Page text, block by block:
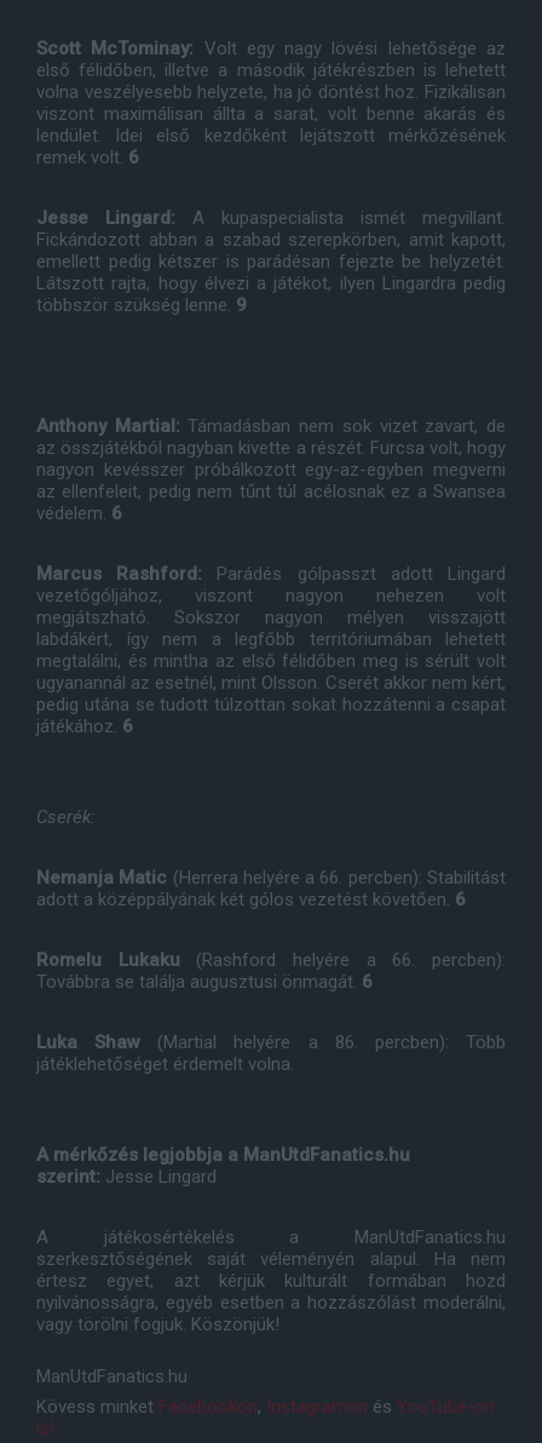
Scott McTominay: Volt egy nagy lövési lehetősége az
első félidőben, illetve a második játékrészben is lehetett
volna veszélyesebb helyzete, ha jó döntést hoz. Fizikálisan
viszont maximálisan állta a sarat, volt benne akarás és
lendület. Idei első kezdőként lejátszott mérkőzésének
remek volt. 6
Jesse Lingard: A kupaspecialista ismét megvillant.
Fickándozott abban a szabad szerepkörben, amit kapott,
emellett pedig kétszer is parádésan fejezte be helyzetét.
Látszott rajta, hogy élvezi a játékot, ilyen Lingardra pedig
többször szükség lenne. 9
Anthony Martial:Támadásban nem sok vizet zavart, de
az összjátékból nagyban kivette a részét. Furcsa volt, hogy
nagyon kevésszer próbálkozott egy-az-egyben megverni
az ellenfeleit, pedig nem tűnt túl acélosnak ez a Swansea
védelem. 6
Marcus Rashford: Parádés gólpasszt adott Lingard
vezetőgóljához, viszont nagyon nehezen volt
megjátszható. Sokszor nagyon mélyen visszajött
labdákért, így nem a legfőbb territóriumában lehetett
megtalálni, és mintha az első félidőben meg is sérült volt
ugyanannál az esetnél, mint Olsson. Cserét akkor nem kért,
pedig utána se tudott túlzottan sokat hozzátenni a csapat
játékához. 6
Cserék:
Nemanja Matic (Herrera helyére a 66. percben): Stabilitást
adott a középpályának két gólos vezetést követően. 6
Romelu Lukaku (Rashford helyére a 66. percben):
Továbbra se találja augusztusi önmagát. 6
Luka Shaw (Martial helyére a 86. percben): Több
játéklehetőséget érdemelt volna.
A mérkőzés legjobbja a ManUtdFanatics.hu
szerint: Jesse Lingard
A játékosértékelés a ManUtdFanatics.hu
szerkesztőségének saját véleményén alapul. Ha nem
értesz egyet, azt kérjük kulturált formában hozd
nyilvánosságra, egyéb esetben a hozzászólást moderálni,
vagy törölni fogjuk. Köszönjük!
ManUtdFanatics.hu
Kövess minket Facebookon, Instagramon és YouTube-on
is!